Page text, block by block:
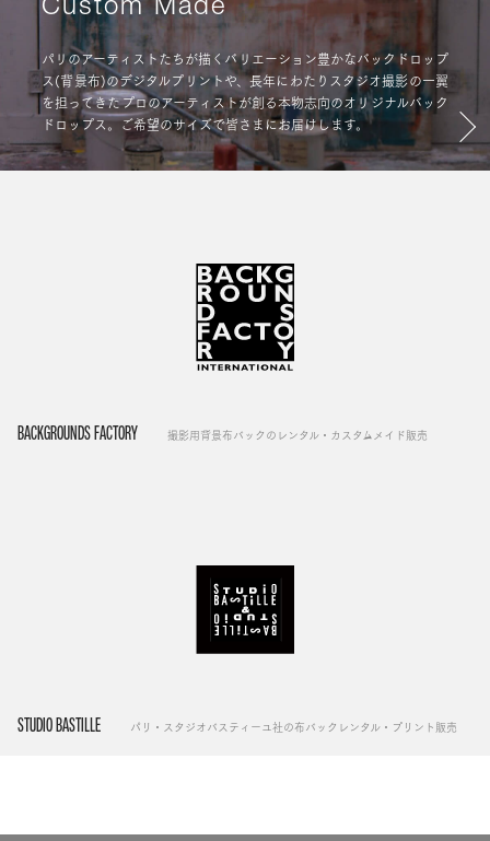
Custom Made
パリのアーティストたちが描くバリエーション豊かなバックドロップ
ス(背景布)のデジタルプリントや、長年にわたりスタジオ撮影の一翼
を担ってきたプロのアーティストが創る本物志向のオリジナルバック
ドロップス。ご希望のサイズで皆さまにお届けします。
BACKGROUNDS FACTORY 撮影用背景布バックのレンタル・カスタムメイド販売
STUDIO BASTILLE パリ・スタジオバスティーユ社の布バックレンタル・プリント販売